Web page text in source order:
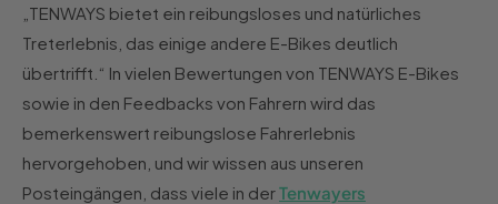
„TENWAYS bietet ein reibungsloses und natürliches
Treterlebnis, das einige andere E-Bikes deutlich
übertrifft.“ In vielen Bewertungen von TENWAYS E-Bikes
sowie in den Feedbacks von Fahrern wird das
bemerkenswert reibungslose Fahrerlebnis
hervorgehoben, und wir wissen aus unseren
Posteingängen, dass viele in derTenwayers